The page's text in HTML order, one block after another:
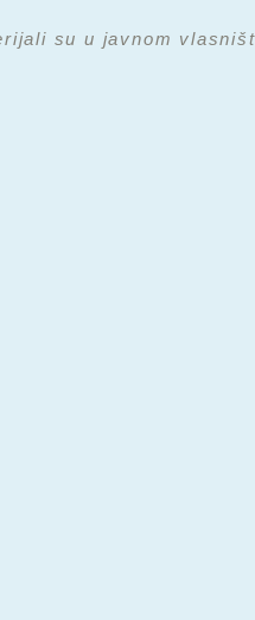
su u javnom